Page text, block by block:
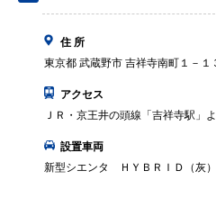
住 所
東京都 武蔵野市 吉祥寺南町１－１
アクセス
ＪＲ・京王井の頭線「吉祥寺駅」
設置車両
新型シエンタ ＨＹＢＲＩＤ（灰）